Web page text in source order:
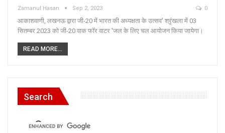
Zamanul Hasan Sep 2, 2023 0
आकाशवाणी, लखनऊ द्वारा जी-20 में भारत की अध्यक्षता के उत्सव' श्रृंखला में 03
सितम्बर 2023 को जी-20 वाक फॉर वाटर 'जल के लिए चल आयोजन किया जायेगा।
READ MORE...
Search